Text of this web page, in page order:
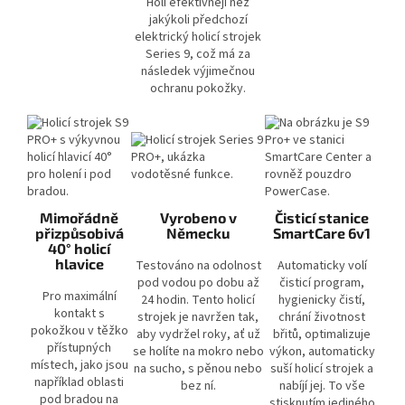
jakýkoli předchozí
elektrický holicí strojek
Series 9, což má za
následek výjimečnou
ochranu pokožky.
Mimořádně
přizpůsobivá
40° holicí
hlavice
Pro maximální
kontakt s
pokožkou v těžko
přístupných
místech, jako jsou
například oblasti
pod bradou na
Vyrobeno v
Německu
Testováno na odolnost
pod vodou po dobu až
24 hodin. Tento holicí
strojek je navržen tak,
aby vydržel roky, ať už
se holíte na mokro nebo
na sucho, s pěnou nebo
bez ní.
Čisticí stanice
SmartCare 6v1
Automaticky volí
čisticí program,
hygienicky čistí,
chrání životnost
břitů, optimalizuje
výkon, automaticky
suší holicí strojek a
nabíjí jej. To vše